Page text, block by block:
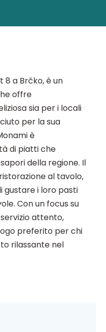
8 a Brčko, è un
offre
sia per i locali
per la sua
è
di piatti che
della regione. Il
al tavolo,
gustare i loro pasti
Con un focus su
attento,
preferito per chi
rilassante nel